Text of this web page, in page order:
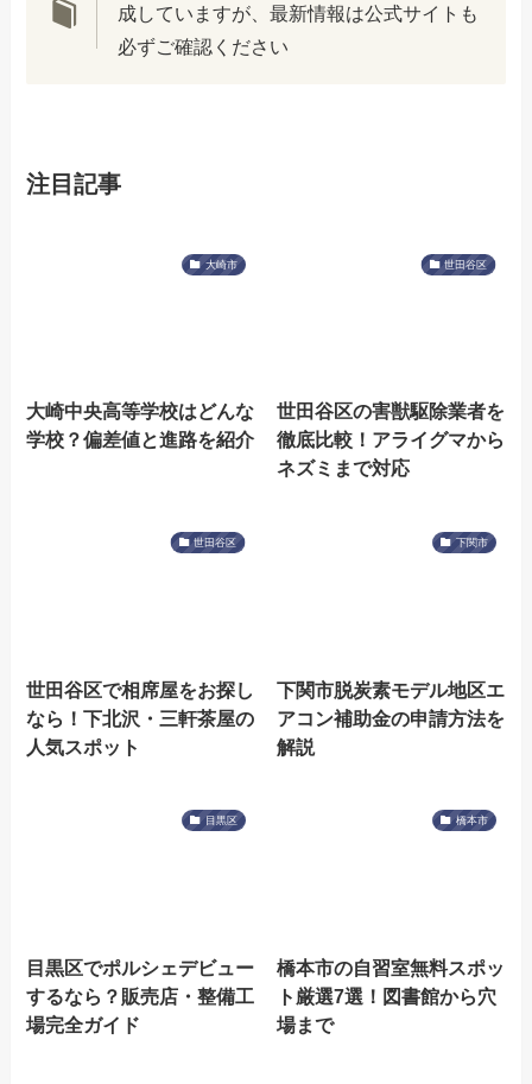
成していますが、最新情報は公式サイトも
必ずご確認ください
注目記事
大崎市
大崎中央高等学校はどんな
学校？偏差値と進路を紹介
世田谷区
世田谷区の害獣駆除業者を
徹底比較！アライグマから
ネズミまで対応
世田谷区
世田谷区で相席屋をお探し
なら！下北沢・三軒茶屋の
人気スポット
下関市
下関市脱炭素モデル地区エ
アコン補助金の申請方法を
解説
目黒区
目黒区でポルシェデビュー
するなら？販売店・整備工
場完全ガイド
橋本市
橋本市の自習室無料スポッ
ト厳選7選！図書館から穴
場まで